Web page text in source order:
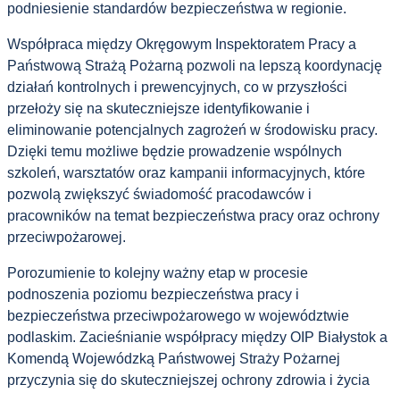
podniesienie standardów bezpieczeństwa w regionie.
Współpraca między Okręgowym Inspektoratem Pracy a
Państwową Strażą Pożarną pozwoli na lepszą koordynację
działań kontrolnych i prewencyjnych, co w przyszłości
przełoży się na skuteczniejsze identyfikowanie i
eliminowanie potencjalnych zagrożeń w środowisku pracy.
Dzięki temu możliwe będzie prowadzenie wspólnych
szkoleń, warsztatów oraz kampanii informacyjnych, które
pozwolą zwiększyć świadomość pracodawców i
pracowników na temat bezpieczeństwa pracy oraz ochrony
przeciwpożarowej.
Porozumienie to kolejny ważny etap w procesie
podnoszenia poziomu bezpieczeństwa pracy i
bezpieczeństwa przeciwpożarowego w województwie
podlaskim. Zacieśnianie współpracy między OIP Białystok a
Komendą Wojewódzką Państwowej Straży Pożarnej
przyczynia się do skuteczniejszej ochrony zdrowia i życia